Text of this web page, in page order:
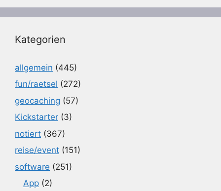
Kategorien
allgemein (445)
fun/raetsel (272)
geocaching (57)
Kickstarter (3)
notiert (367)
reise/event (151)
software (251)
App (2)